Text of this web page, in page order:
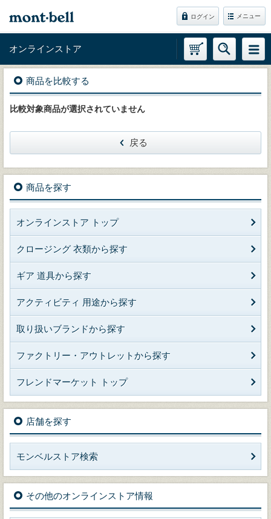
ログイン メニュー
オンラインストア
商品を比較する
比較対象商品が選択されていません
戻る
商品を探す
オンラインストア トップ
クロージング 衣類から探す
ギア 道具から探す
アクティビティ 用途から探す
取り扱いブランドから探す
ファクトリー・アウトレットから探す
フレンドマーケット トップ
店舗を探す
モンベルストア検索
その他のオンラインストア情報